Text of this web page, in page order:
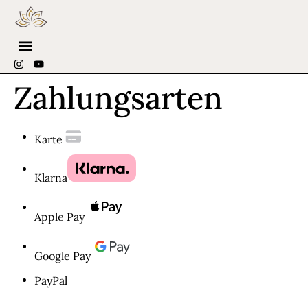
Zahlungsarten
Karte
Klarna
Apple Pay
Google Pay
PayPal